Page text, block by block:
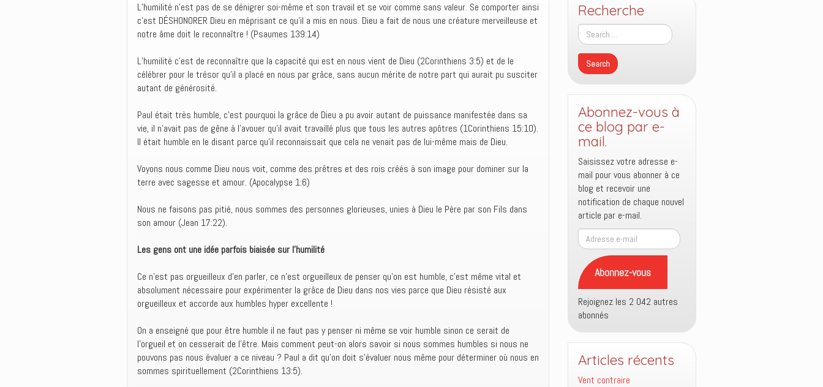
L’humilité n’est pas de se dénigrer soi-même et son travail et se voir comme sans valeur. Se comporter ainsi
c’est DÉSHONORER Dieu en méprisant ce qu’il a mis en nous. Dieu a fait de nous une créature merveilleuse et
notre âme doit le reconnaître ! (Psaumes 139:14)
L’humilité c’est de reconnaître que la capacité qui est en nous vient de Dieu (2Corinthiens 3:5) et de le
célébrer pour le trésor qu’il a placé en nous par grâce, sans aucun mérite de notre part qui aurait pu susciter
autant de générosité.
Paul était très humble, c’est pourquoi la grâce de Dieu a pu avoir autant de puissance manifestée dans sa
vie, il n’avait pas de gêne à l’avouer qu’il avait travaillé plus que tous les autres apôtres (1Corinthiens 15:10).
Il était humble en le disant parce qu’il reconnaissait que cela ne venait pas de lui-même mais de Dieu.
Voyons nous comme Dieu nous voit, comme des prêtres et des rois créés à son image pour dominer sur la
terre avec sagesse et amour. (Apocalypse 1:6)
Nous ne faisons pas pitié, nous sommes des personnes glorieuses, unies à Dieu le Père par son Fils dans
son amour (Jean 17:22).
Les gens ont une idée parfois biaisée sur l’humilité
Ce n’est pas orgueilleux d’en parler, ce n’est orgueilleux de penser qu’on est humble, c’est même vital et
absolument nécessaire pour expérimenter la grâce de Dieu dans nos vies parce que Dieu résisté aux
orgueilleux et accorde aux humbles hyper excellente !
On a enseigné que pour être humble il ne faut pas y penser ni même se voir humble sinon ce serait de
l’orgueil et on cesserait de l’être. Mais comment peut-on alors savoir si nous sommes humbles si nous ne
pouvons pas nous évaluer a ce niveau ? Paul a dit qu’on doit s’évaluer nous même pour déterminer où nous en
sommes spirituellement (2Corinthiens 13:5).
Recherche
Abonnez-vous à
ce blog par e-
mail.
Saisissez votre adresse e-
mail pour vous abonner à ce
blog et recevoir une
notification de chaque nouvel
article par e-mail.
Adresse
e-
mail
Abonnez-vous
Rejoignez les 2 042 autres
abonnés
Articles récents
Vent contraire